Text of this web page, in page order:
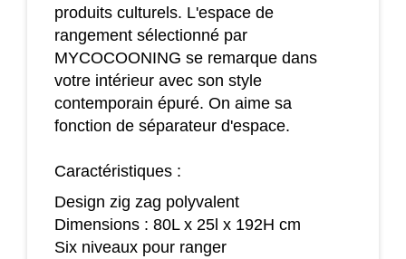
produits culturels. L'espace de
rangement sélectionné par
MYCOCOONING se remarque dans
votre intérieur avec son style
contemporain épuré. On aime sa
fonction de séparateur d'espace.
Caractéristiques :
Design zig zag polyvalent
Dimensions : 80L x 25l x 192H cm
Six niveaux pour ranger